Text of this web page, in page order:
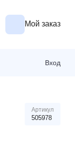
Мой заказ
Вход
Артикул
505978